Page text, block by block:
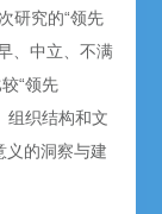
研究的“领先
、中立、不满
“领先
组织结构和文
义的洞察与建